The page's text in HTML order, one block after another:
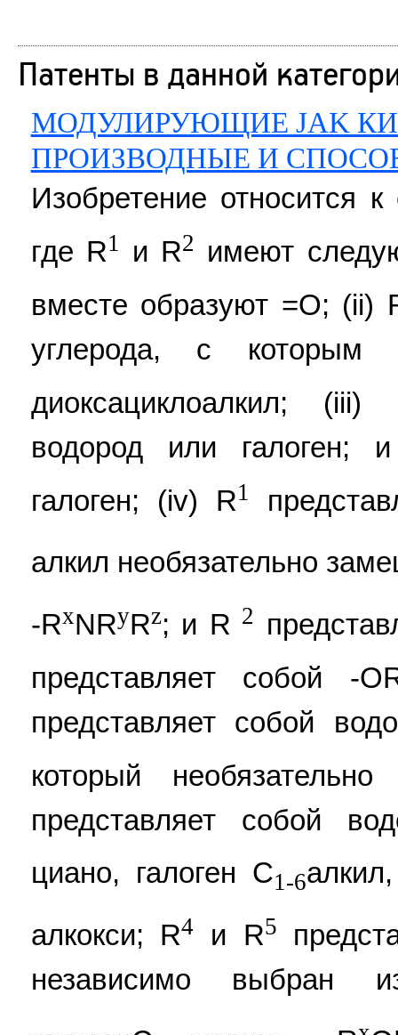
Патенты в данной
МОДУЛИРУЮЩИЕ JAK
ПРОИЗВОДНЫЕ И
Изобретение относится
где R1 и R2 имеют
вместе образуют =O; (ii)
углерода, с которым
диоксациклоалкил; (iii)
водород или галоген;
галоген; (iv) R1
алкил необязательно
-RxNRyRz; и R 2
представляет собой -
представляет собой
который
представляет собой
циано, галоген C1-6
алкокси; R4 и R5
независимо выбран